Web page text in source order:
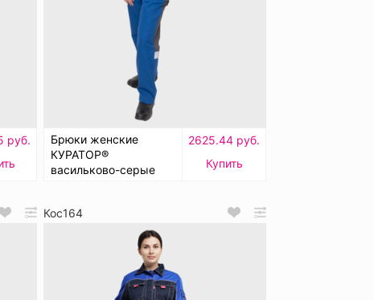
руб.
Брюки женские
КУРАТОР®
васильково-серые
2625.44 руб.
Купить
Кос164